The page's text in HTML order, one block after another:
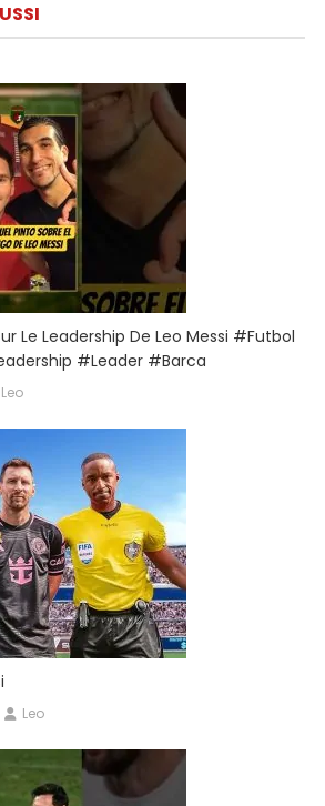
Le Leadership De Leo Messi #futbol
#leader #barca
Leo
Leo